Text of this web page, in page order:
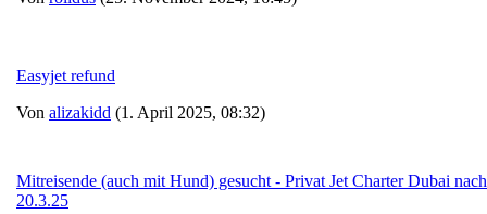
Easyjet refund
Von alizakidd (1. April 2025, 08:32)
Mitreisende (auch mit Hund) gesucht - Privat Jet Charter Dubai
20.3.25